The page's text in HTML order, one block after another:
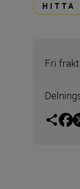
HITTA
Fri frakt